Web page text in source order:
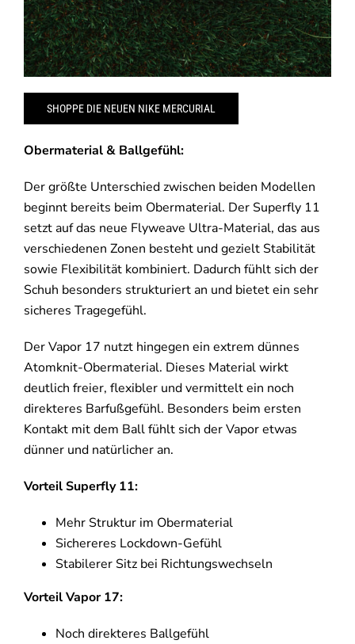
SHOPPE DIE NEUEN NIKE MERCURIAL
Obermaterial & Ballgefühl:
Der größte Unterschied zwischen beiden Modellen
beginnt bereits beim Obermaterial. Der Superfly 11
setzt auf das neue Flyweave Ultra-Material, das aus
verschiedenen Zonen besteht und gezielt Stabilität
sowie Flexibilität kombiniert. Dadurch fühlt sich der
Schuh besonders strukturiert an und bietet ein sehr
sicheres Tragegefühl.
Der Vapor 17 nutzt hingegen ein extrem dünnes
Atomknit-Obermaterial. Dieses Material wirkt
deutlich freier, flexibler und vermittelt ein noch
direkteres Barfußgefühl. Besonders beim ersten
Kontakt mit dem Ball fühlt sich der Vapor etwas
dünner und natürlicher an.
Vorteil Superfly 11:
Mehr Struktur im Obermaterial
Sichereres Lockdown-Gefühl
Stabilerer Sitz bei Richtungswechseln
Vorteil Vapor 17:
Noch direkteres Ballgefühl